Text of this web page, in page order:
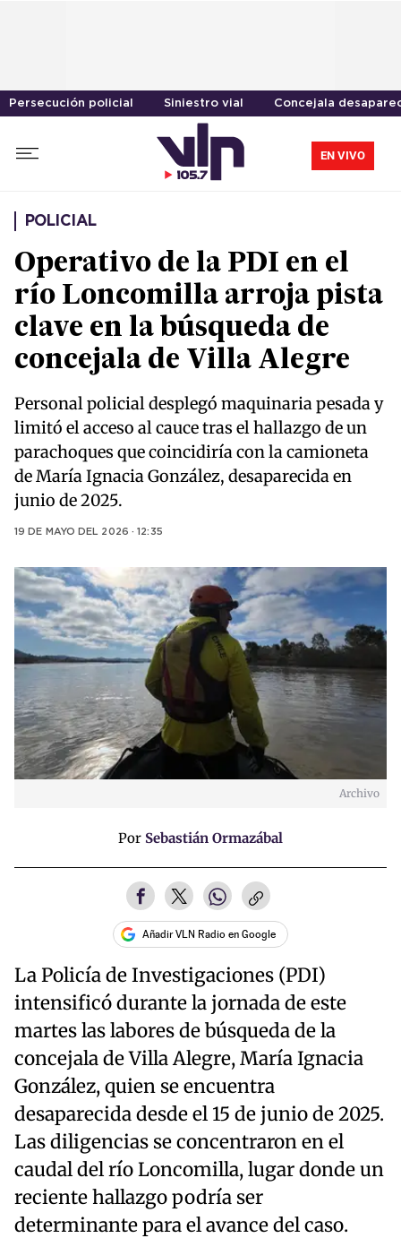
Persecución policial Siniestro vial Concejala
EN VIVO
POLICIAL
Operativo de la PDI en el
río Loncomilla arroja pista
clave en la búsqueda de
concejala de Villa Alegre
Personal policial desplegó maquinaria pesada y
limitó el acceso al cauce tras el hallazgo de un
parachoques que coincidiría con la camioneta
de María Ignacia González, desaparecida en
junio de 2025.
19 DE MAYO DEL 2026 · 12:35
Archivo
Por Sebastián Ormazábal
Añadir VLN Radio en Google
La Policía de Investigaciones (PDI)
intensificó durante la jornada de este
martes las labores de búsqueda de la
concejala de Villa Alegre, María Ignacia
González, quien se encuentra
desaparecida desde el 15 de junio de 2025.
Las diligencias se concentraron en el
caudal del río Loncomilla, lugar donde un
reciente hallazgo podría ser
determinante para el avance del caso.